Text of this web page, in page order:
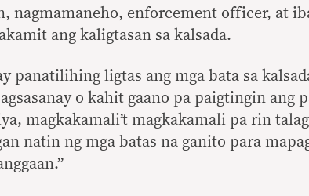
nagmamaneho, enforcement officer, at
ang kaligtasan sa kalsada.
panatilihing ligtas ang mga bata sa
o kahit gaano pa paigtingin ang
magkakamali’t magkakamali pa rin
natin ng mga batas na ganito para